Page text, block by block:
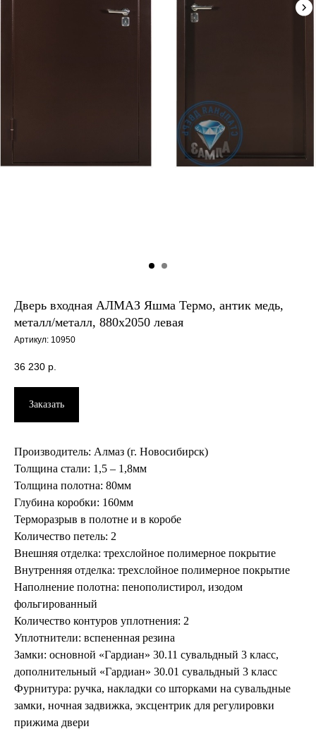
Дверь входная АЛМАЗ Яшма Термо, антик медь,
металл/металл, 880х2050 левая
Артикул: 10950
36 230 р.
Заказать
Производитель: Алмаз (г. Новосибирск)
Толщина стали: 1,5 – 1,8мм
Толщина полотна: 80мм
Глубина коробки: 160мм
Терморазрыв в полотне и в коробе
Количество петель: 2
Внешняя отделка: трехслойное полимерное покрытие
Внутренняя отделка: трехслойное полимерное покрытие
Наполнение полотна: пенополистирол, изодом
фольгированный
Количество контуров уплотнения: 2
Уплотнители: вспененная резина
Замки: основной «Гардиан» 30.11 сувальдный 3 класс,
дополнительный «Гардиан» 30.01 сувальдный 3 класс
Фурнитура: ручка, накладки со шторками на сувальдные
замки, ночная задвижка, эксцентрик для регулировки
прижима двери